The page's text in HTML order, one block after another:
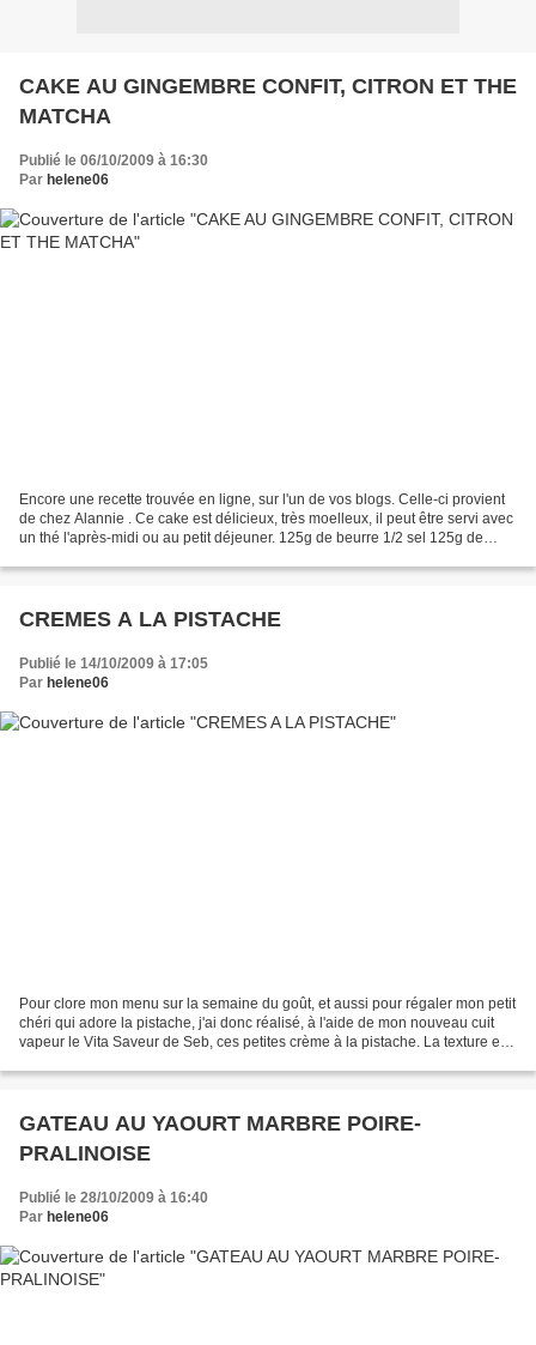
CAKE AU GINGEMBRE CONFIT, CITRON ET THE
MATCHA
Publié le 06/10/2009 à 16:30
Par helene06
Encore une recette trouvée en ligne, sur l'un de vos blogs. Celle-ci provient
de chez Alannie . Ce cake est délicieux, très moelleux, il peut être servi avec
un thé l'après-midi ou au petit déjeuner. 125g de beurre 1/2 sel 125g de
CREMES A LA PISTACHE
Publié le 14/10/2009 à 17:05
Par helene06
Pour clore mon menu sur la semaine du goût, et aussi pour régaler mon petit
chéri qui adore la pistache, j'ai donc réalisé, à l'aide de mon nouveau cuit
vapeur le Vita Saveur de Seb, ces petites crème à la pistache. La texture est
GATEAU AU YAOURT MARBRE POIRE-
PRALINOISE
Publié le 28/10/2009 à 16:40
Par helene06